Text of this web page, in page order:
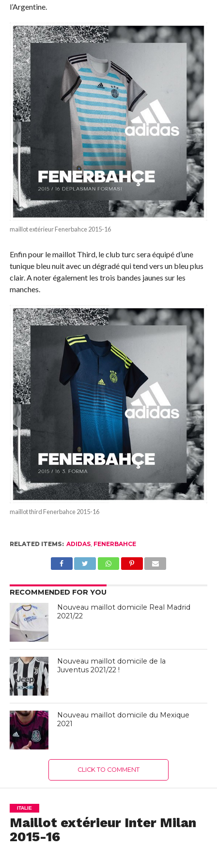
l’Argentine.
maillot extérieur Fenerbahce 2015-16
Enfin pour le maillot Third, le club turc sera équipé d’une
tunique bleu nuit avec un dégradé qui tend vers un bleu plus
clair. A noter également les trois bandes jaunes sur les
manches.
maillot third Fenerbahce 2015-16
RELATED ITEMS: ADIDAS, FENERBAHCE
RECOMMENDED FOR YOU
Nouveau maillot domicile Real Madrid
2021/22
Nouveau maillot domicile de la
Juventus 2021/22 !
Nouveau maillot domicile du Mexique
2021
CLICK TO COMMENT
ITALIE
Maillot extérieur Inter Milan
2015-16